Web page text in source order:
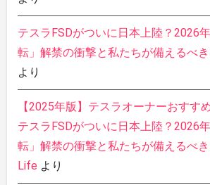
テスラFSDがついに日本上陸？2026
転」解禁の衝撃と私たちが備えるべき
より
【2025年版】テスラオーナーおすす
テスラFSDがついに日本上陸？2026
転」解禁の衝撃と私たちが備えるべ
Life より